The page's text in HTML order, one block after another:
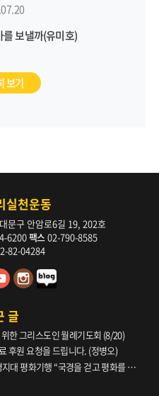
보낼까(유미호)
보기
실천운동
문구 안암로6길 19, 202호
6200팩스02-790-8585
82-04284
글
한 그리스도인 월례기도회 (8/20)
후원 요청을 드립니다. (정병오)
대 평화기행 “국경을 걷고 평화를 생